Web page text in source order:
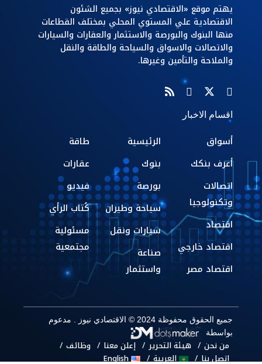
يهتم موقع «الاقتصادي نيوز» بجميع الشئون
الاقتصادية علي المستوي المحلي بمختلف القطاعات
منها البنوك والبورصة والاستثمار والعقارات والسيارات
والاتصالات والاسواق والسياحة والطاقة والنقل
والملاحة والتأمين وغيرها.
اقسام الاخبار
أسواق
أعرف بنكك
اتصالات
وتكنولوجيا
اقتصاد
اقتصاد خارجي
اقتصاد مصر
الرئيسية
بنوك
بورصة
سياحة وطيران
سيارات ونقل
صناعة
واستثمار
طاقة
عقارات
فيديو
كُتاب الرأي
مسئولية
مجتمعية
جميع الحقوق محفوظة 2024 © الاقتصادي نيوز . مدعوم
بواسطة
من نحن هيئة التحرير إعلن معنا
وظائف
اتصل بنا
العربية English